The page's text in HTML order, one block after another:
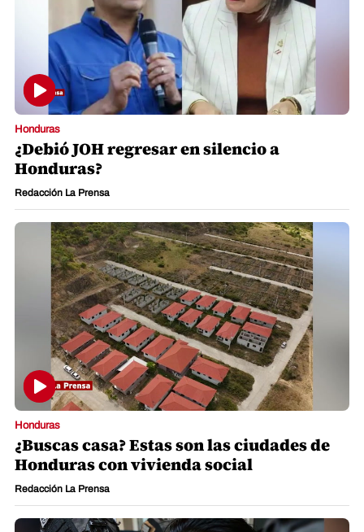
Honduras
¿Debió JOH regresar en silencio a
Honduras?
Redacción La Prensa
Honduras
¿Buscas casa? Estas son las ciudades de
Honduras con vivienda social
Redacción La Prensa